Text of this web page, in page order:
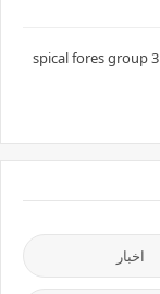
تحميل لعبة مجموعة القوات الخاصه spical fores group 3
اخبار